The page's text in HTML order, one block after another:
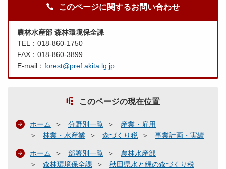
このページに関するお問い合わせ
農林水産部 森林環境保全課
TEL：018-860-1750
FAX：018-860-3899
E-mail： forest@pref.akita.lg.jp
このページの現在位置
ホーム 分野別一覧
産業・雇用
林業・水産業
森づくり税 事業計画・実績
ホーム 部署別一覧
農林水産部
森林環境保全課
秋田県水と緑の森づくり税